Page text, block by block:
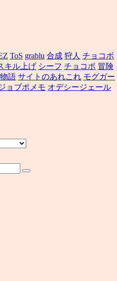
ToS grablu 合成 狩人 チョコボ
キル上げ シーフ チョコボ 冒険
語 サイトのあれこれ モグガー
ョブポメモ オデシージェール